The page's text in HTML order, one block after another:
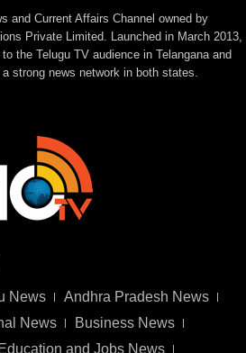
and Current Affairs Channel owned by
Private Limited. Launched in March 2013,
the Telugu TV audience in Telangana and
strong news network in both states.
News
Andhra Pradesh News
News
Business News
Education and Jobs News